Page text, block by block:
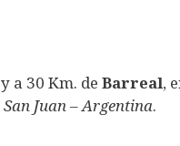
y a 30 Km. de Barreal,
San Juan–Argentina.